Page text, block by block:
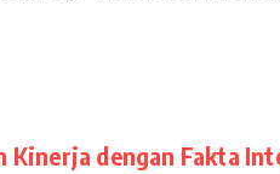
Kinerja dengan Fakta